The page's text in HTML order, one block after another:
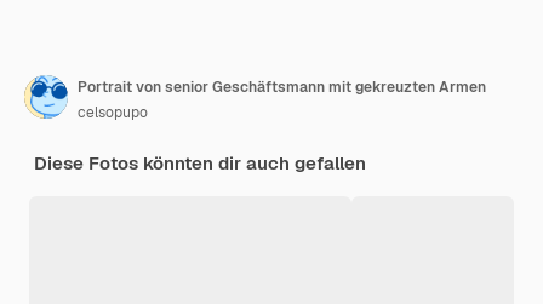
Portrait von senior Geschäftsmann mit gekreuzten Armen
celsopupo
Diese Fotos könnten dir auch gefallen